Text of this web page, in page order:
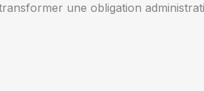
une obligation